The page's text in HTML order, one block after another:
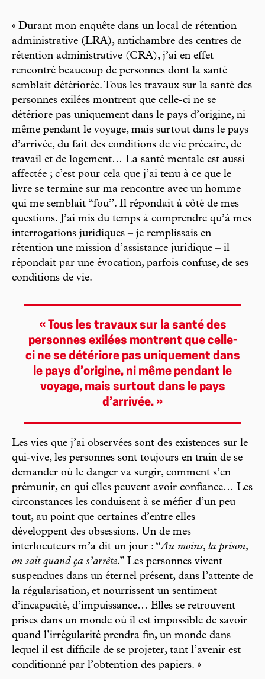
« Durant mon enquête dans un local de rétention
administrative (LRA), antichambre des centres de
rétention administrative (CRA), j’ai en effet
rencontré beaucoup de personnes dont la santé
semblait détériorée. Tous les travaux sur la santé des
personnes exilées montrent que celle-ci ne se
détériore pas uniquement dans le pays d’origine, ni
même pendant le voyage, mais surtout dans le pays
d’arrivée, du fait des conditions de vie précaire, de
travail et de logement… La santé mentale est aussi
affectée ; c’est pour cela que j’ai tenu à ce que le
livre se termine sur ma rencontre avec un homme
qui me semblait “fou”. Il répondait à côté de mes
questions. J’ai mis du temps à comprendre qu’à mes
interrogations juridiques – je remplissais en
rétention une mission d’assistance juridique – il
répondait par une évocation, parfois confuse, de ses
conditions de vie.
« Tous les travaux sur la santé des
personnes exilées montrent que celle-
ci ne se détériore pas uniquement dans
le pays d’origine, ni même pendant le
voyage, mais surtout dans le pays
d’arrivée. »
Les vies que j’ai observées sont des existences sur le
qui-vive, les personnes sont toujours en train de se
demander où le danger va surgir, comment s’en
prémunir, en qui elles peuvent avoir confiance… Les
circonstances les conduisent à se méfier d’un peu
tout, au point que certaines d’entre elles
développent des obsessions. Un de mes
interlocuteurs m’a dit un jour : “Au moins, la prison,
on sait quand ça s’arrête.” Les personnes vivent
suspendues dans un éternel présent, dans l’attente de
la régularisation, et nourrissent un sentiment
d’incapacité, d’impuissance… Elles se retrouvent
prises dans un monde où il est impossible de savoir
quand l’irrégularité prendra fin, un monde dans
lequel il est difficile de se projeter, tant l’avenir est
conditionné par l’obtention des papiers. »